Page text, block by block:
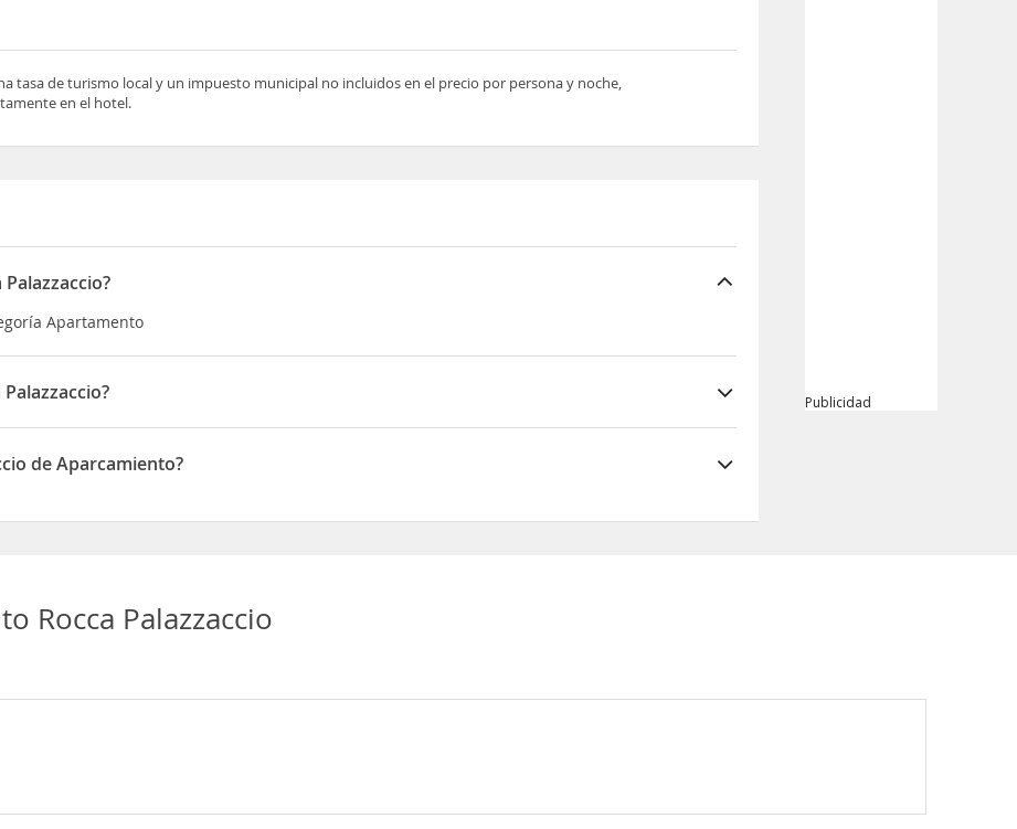
tasa de turismo local y un impuesto municipal no incluidos en el precio por persona y noche,
en el hotel.
Apartamento
VIA DEL PALAZZACCIO 5
de Aparcamiento?
Publicidad
Rocca Palazzaccio